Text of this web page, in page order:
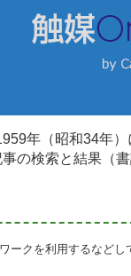
年（昭和34年
の検索と結果（
ークを利用するなど